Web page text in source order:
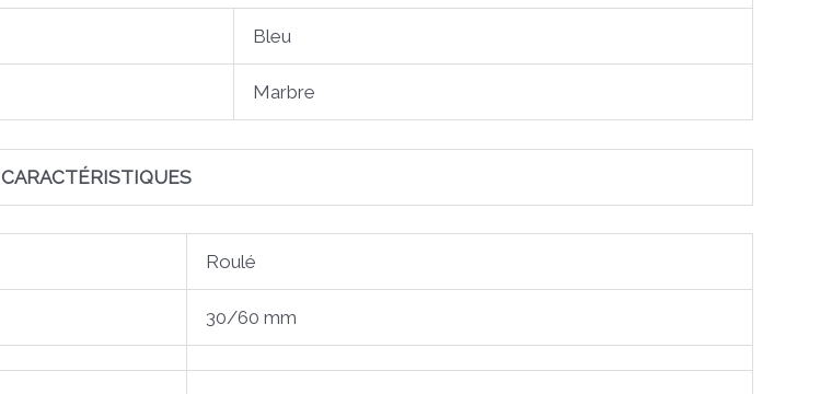
Bleu
Marbre
CARACTÉRISTIQUES
Roulé
30/60 mm